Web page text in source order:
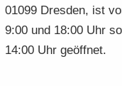
01099 Dres­den, ist
9:00 und 18:00 Uhr
14:00 Uhr ge­öff­net.